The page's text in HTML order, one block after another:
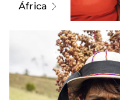
África